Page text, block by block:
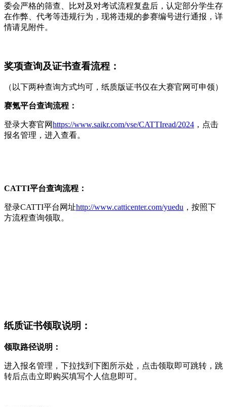
委会严格的筛查、比对及对考试流程复盘后，认定部分学生存
在作弊、代考等违规行为，现将违规的参赛编号进行通报，详
情请见附件。
奖项查询及证书查看流程：
（以下两种查询方式均可，纸质版证书仅在大赛官网可申领）
赛氪平台查询流程：
登录大赛官网https://www.saikr.com/vse/CATTIread/2024 ，点击
报名管理，进入查看。
CATTI平台查询流程：
登录CATTI平台网址http://www.catticenter.com/yuedu ，按照下
方流程查询领取。
纸质证书领取说明：
领取路径说明：
进入报名管理，下拉找到下图所示处，点击领取即可跳转，跳
转后点击立即购买填写个人信息即可。